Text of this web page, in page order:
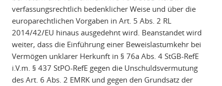
verfassungsrechtlich bedenklicher Weise und über die
europarechtlichen Vorgaben in Art. 5 Abs. 2 RL
2014/42/EU hinaus ausgedehnt wird. Beanstandet wird
weiter, dass die Einführung einer Beweislastumkehr bei
Vermögen unklarer Herkunft in § 76a Abs. 4 StGB-RefE
i.V.m. § 437 StPO-RefE gegen die Unschuldsvermutung
des Art. 6 Abs. 2 EMRK und gegen den Grundsatz der